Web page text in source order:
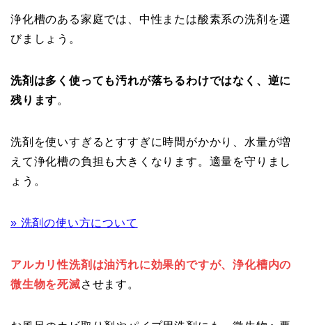
浄化槽のある家庭では、中性または酸素系の洗剤を選
びましょう。
洗剤は多く使っても汚れが落ちるわけではなく、逆に
残ります。
洗剤を使いすぎるとすすぎに時間がかかり、水量が増
えて浄化槽の負担も大きくなります。適量を守りまし
ょう。
» 洗剤の使い方について
アルカリ性洗剤は油汚れに効果的ですが、浄化槽内の
微生物を死滅させます。